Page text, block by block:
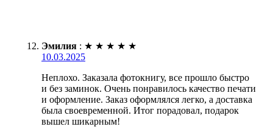
Эмилия : ★ ★ ★ ★ ★
10.03.2025
Неплохо. Заказала фотокнигу, все прошло быстро
и без заминок. Очень понравилось качество печати
и оформление. Заказ оформлялся легко, а доставка
была своевременной. Итог порадовал, подарок
вышел шикарным!